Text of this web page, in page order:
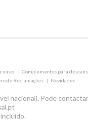
| Complementos para
de Reclamações| Novidades
nacional). Pode